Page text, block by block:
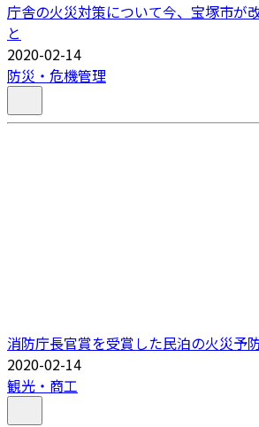
庁舎の火災対策について今、宝塚市が
と
2020-02-14
防災・危機管理
消防庁長官賞を受賞した民泊の火災予
2020-02-14
観光・商工